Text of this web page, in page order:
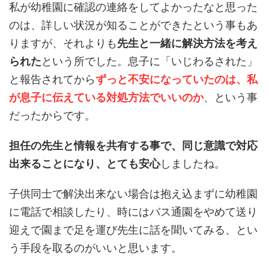
私が幼稚園に確認の連絡をしてよかったなと思った
のは、詳しい状況が知ることができたという事もあ
りますが、それよりも先生と一緒に解決方法を考え
られたという所でした。息子に「いじわるされた」
と報告されてからずっと不安になっていたのは、私
が息子に伝えている対処方法でいいのか、という事
だったからです。
担任の先生と情報を共有する事で、同じ意識で対応
出来ることになり、とても安心しましたね。
子供同士で解決出来ない場合は抱え込まずに幼稚園
に電話で相談したり、時にはバス通園をやめて送り
迎えで園まで足を運び先生に話を聞いてみる、とい
う手段を取るのがいいと思います。